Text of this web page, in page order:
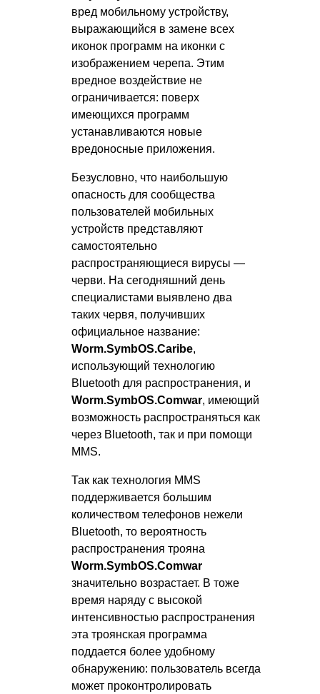
вред мобильному устройству,
выражающийся в замене всех
иконок программ на иконки с
изображением черепа. Этим
вредное воздействие не
ограничивается: поверх
имеющихся программ
устанавливаются новые
вредоносные приложения.
Безусловно, что наибольшую
опасность для сообщества
пользователей мобильных
устройств представляют
самостоятельно
распространяющиеся вирусы —
черви. На сегодняшний день
специалистами выявлено два
таких червя, получивших
официальное название:
Worm.SymbOS.Caribe,
использующий технологию
Bluetooth для распространения, и
Worm.SymbOS.Comwar, имеющий
возможность распространяться как
через Bluetooth, так и при помощи
MMS.
Так как технология MMS
поддерживается большим
количеством телефонов нежели
Bluetooth, то вероятность
распространения трояна
Worm.SymbOS.Comwar
значительно возрастает. В тоже
время наряду с высокой
интенсивностью распространения
эта троянская программа
поддается более удобному
обнаружению: пользователь всегда
может проконтролировать